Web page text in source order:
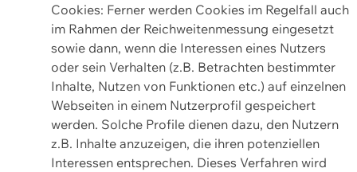
Cookies: Ferner werden Cookies im Regelfall auch
im Rahmen der Reichweitenmessung eingesetzt
sowie dann, wenn die Interessen eines Nutzers
oder sein Verhalten (z.B. Betrachten bestimmter
Inhalte, Nutzen von Funktionen etc.) auf einzelnen
Webseiten in einem Nutzerprofil gespeichert
werden. Solche Profile dienen dazu, den Nutzern
z.B. Inhalte anzuzeigen, die ihren potenziellen
Interessen entsprechen. Dieses Verfahren wird